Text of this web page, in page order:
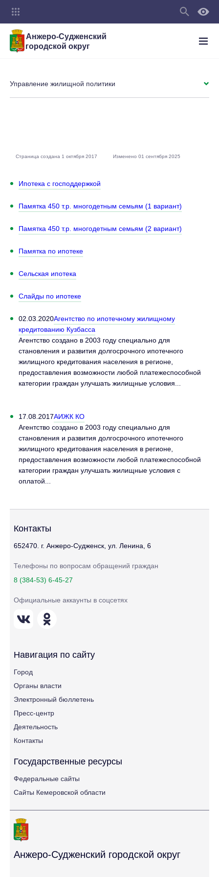
Анжеро-Судженский
городской округ
Ипотека с господдержкой
Памятка 450 т.р. многодетным семьям (1 вариант)
Памятка 450 т.р. многодетным семьям (2 вариант)
Памятка по ипотеке
Сельская ипотека
Слайды по ипотеке
02.03.2020Агентство по ипотечному жилищному
кредитованию Кузбасса
Агентство создано в 2003 году специально для
становления и развития долгосрочного ипотечного
жилищного кредитования населения в регионе,
предоставления возможности любой платежеспособной
категории граждан улучшать жилищные условия...
17.08.2017АИЖК КО
Агентство создано в 2003 году специально для
становления и развития долгосрочного ипотечного
жилищного кредитования населения в регионе,
предоставления возможности любой платежеспособной
категории граждан улучшать жилищные условия с
оплатой...
Управление жилищной политики
Страница создана 1 октября 2017 Изменено 01 сентября 2025
Контакты
652470. г. Анжеро-Судженск, ул. Ленина, 6
Телефоны по вопросам обращений граждан
8 (384-53) 6-45-27
Официальные аккаунты в соцсетях
Навигация по сайту
Город
Органы власти
Электронный бюллетень
Пресс-центр
Деятельность
Контакты
Государственные ресурсы
Федеральные сайты
Сайты Кемеровской области
Анжеро-Судженский городской округ